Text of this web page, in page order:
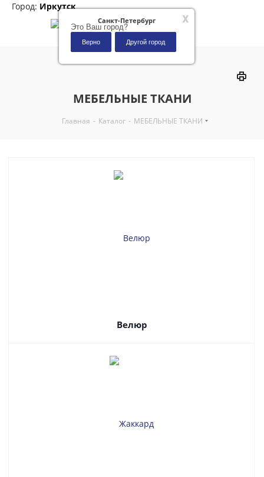
x
Санкт-Петербург
Это Ваш город?
Верно Другой город
Город: Иркутск
МЕБЕЛЬНЫЕ ТКАНИ
Главная - Каталог - МЕБЕЛЬНЫЕ ТКАНИ
Велюр